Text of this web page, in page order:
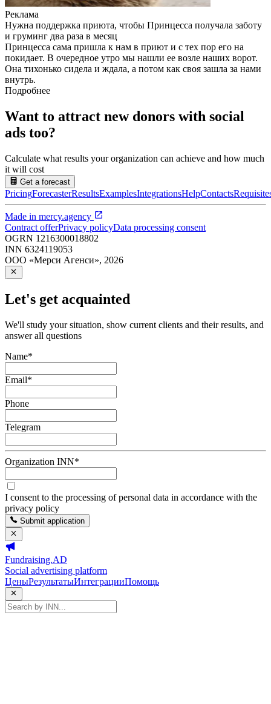
Реклама
Нужна поддержка приюта, чтобы Принцесса получала заботу
и груминг два раза в месяц
Принцесса сама пришла к нам в приют и с тех пор его на
покидает. В очередное утро мы нашли ее возле наших ворот.
Она тихонько сидела и ждала, а потом как своя зашла за нами
внутрь.
Подробнее
Want to attract new donors with social
ads too?
Calculate what results your organization can achieve and how much
it will cost
Get a forecast
PricingForecasterResultsExamplesIntegrationsHelpContacts
Made in mercy.agency
Contract offerPrivacy policyData processing consent
OGRN 1216300018802
INN 6324119053
ООО «Мерси Агенси», 2026
Let's get acquainted
We'll study your situation, show current clients and their results, and
answer all questions
Name*
Email*
Phone
Telegram
Organization INN*
I consent to the processing of personal data in accordance with the
privacy policy
Submit application
Fundraising.AD
Social advertising platform
ЦеныРезультатыИнтеграцииПомощь